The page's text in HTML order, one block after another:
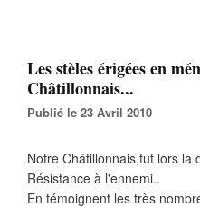
Les stèles érigées en
Châtillonnais...
Publié le 23 Avril 2010
Notre Châtillonnais,fut lors
Résistance à l'ennemi..
En témoignent les très